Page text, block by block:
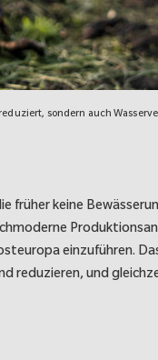
sondern auch
früher keine
einzuführen.
reduzieren, und